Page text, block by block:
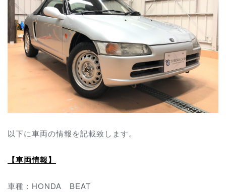
以下に車両の情報を記載致します。
【車両情報】
車種：HONDA BEAT